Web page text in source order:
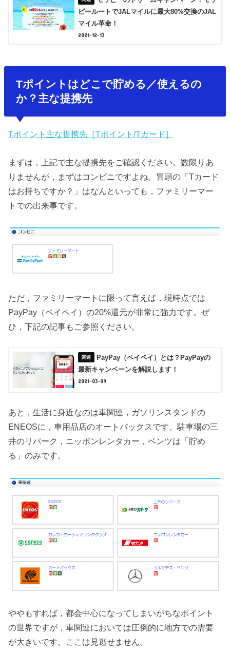
ピールートでJALマイルに最大80%交換のJAL
マイル革命！
2021-12-13
Tポイントはどこで貯める／使えるの
か？主な提携先
Tポイント主な提携先［Tポイント/Tカード］
まずは，上記で主な提携先をご確認ください。数限りあ
りませんが，まずはコンビニですよね。冒頭の「Tカード
はお持ちですか？」はなんといっても，ファミリーマー
トでの出来事です。
ただ，ファミリーマートに限って言えば，現時点では
PayPay（ペイペイ）の20%還元が非常に強力です。ぜ
ひ，下記の記事もご参照ください。
PayPay（ペイペイ）とは？PayPayの
最新キャンペーンを解説します！
2021-03-09
あと，生活に身近なのは車関連，ガソリンスタンドの
ENEOSに，車用品店のオートバックスです。駐車場の三
井のリパーク，ニッポンレンタカー，ベンツは「貯め
る」のみです。
ややもすれば，都会中心になってしまいがちなポイント
の世界ですが，車関連においては圧倒的に地方での需要
が大きいです。ここは見逃せません。